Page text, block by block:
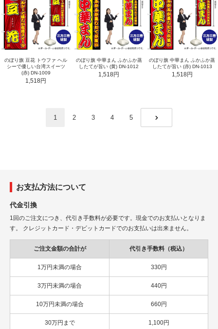
のぼり旗 豆花 トウファ ヘル
シーで優しい台湾スイーツ
(赤) DN-1009
1,518円
のぼり旗 中華まん ふかふか蒸
したてが旨い (黄) DN-1012
1,518円
のぼり旗 中華まん ふかふか蒸
したてが旨い (赤) DN-1013
1,518円
1 2 3 4
5
お支払方法について
代金引換
1回のご注文につき、代引き手数料が必要です。現金でのお支払いとなりま
す。 クレジットカード・デビットカードでのお支払いは出来ません。
ご注文金額の合計が 代引き手数料（税込）
1万円未満の場合 330円
3万円未満の場合 440円
10万円未満の場合 660円
30万円まで 1,100円